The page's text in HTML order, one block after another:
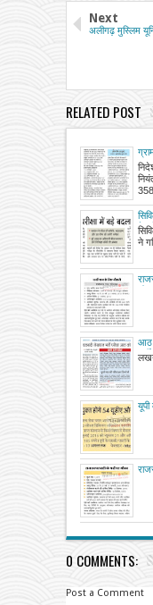
Next
अलीगढ़ मुस्लिम
RELATED POST
पर
ने
ने
आठ
भर्ती
0 COMMENTS:
Post a Comment